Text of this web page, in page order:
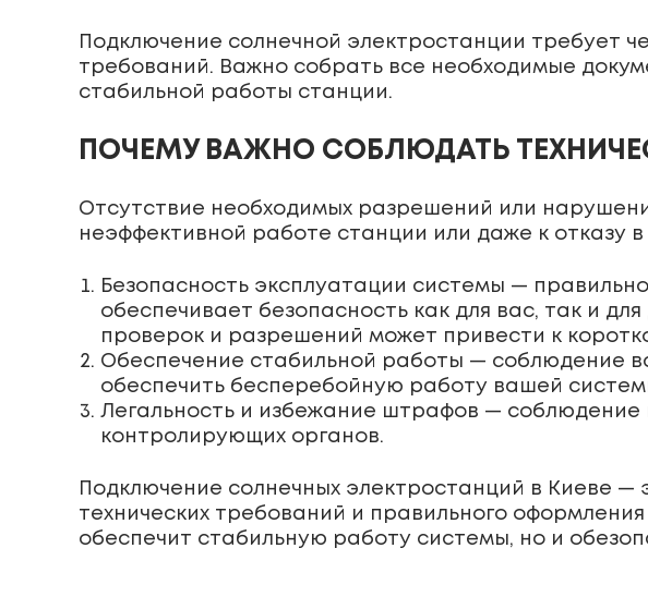
Подключение солнечной электростанции требует
требований. Важно собрать все необходимые
стабильной работы станции.
ПОЧЕМУ ВАЖНО СОБЛЮДАТЬ
Отсутствие необходимых разрешений или
неэффективной работе станции или даже к отказу
Безопасность эксплуатации системы —
обеспечивает безопасность как для вас, так и
проверок и разрешений может привести к
Обеспечение стабильной работы — соблюдение
обеспечить бесперебойную работу вашей
Легальность и избежание штрафов — соблюдение
контролирующих органов.
Подключение солнечных электростанций в Киеве
технических требований и правильного
обеспечит стабильную работу системы, но и